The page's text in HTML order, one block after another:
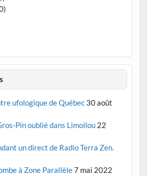
ufologique de Québec 30 août
Pin oublié dans Limoilou 22
un direct de Radio Terra Zen.
à Zone Parallèle7 mai 2022